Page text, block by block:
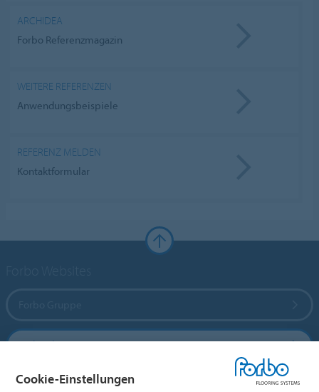
ARCHIDEA
Forbo Referenzmagazin
WEITERE REFERENZEN
Anwendungsbeispiele
REFERENZ MELDEN
Kontaktformular
Forbo Flooring Systems
Forbo Movement Systems
Cookie-Einstellungen